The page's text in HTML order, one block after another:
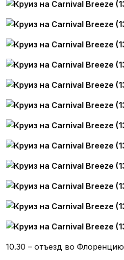
10.30 – отъезд во Флоренцию